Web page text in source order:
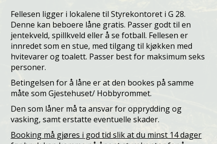
Fellesen ligger i lokalene til Styrekontoret i G 28.
Denne kan beboere låne gratis. Passer godt til en
jentekveld, spillkveld eller å se fotball. Fellesen er
innredet som en stue, med tilgang til kjøkken med
hvitevarer og toalett. Passer best for maksimum seks
personer.
Betingelsen for å låne er at den bookes på samme
måte som Gjestehuset/ Hobbyrommet.
Den som låner må ta ansvar for opprydding og
vasking, samt erstatte eventuelle skader.
Booking må gjøres i god tid slik at du minst 14 dager